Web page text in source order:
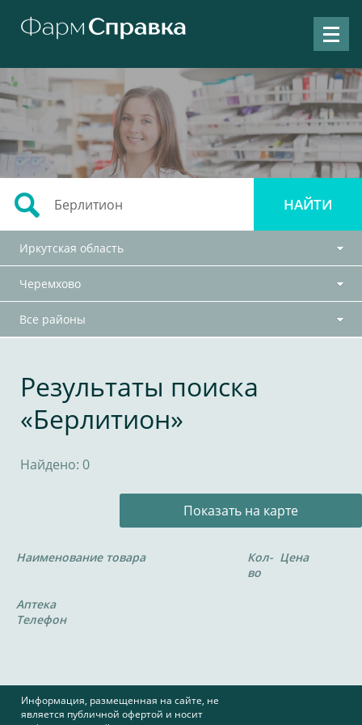
Иркутская область
Черемхово
Все районы
Результаты поиска
«Берлитион»
Найдено: 0
Показать на карте
Наименование товара
Кол-
во
Цена
Аптека
Телефон
Информация, размещенная на сайте, не
является публичной офертой и носит